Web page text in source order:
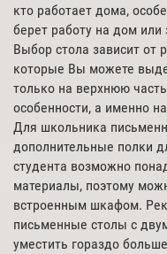
кто работает дома,
берет работу на дом
Выбор стола зависит от
которые Вы можете
только на верхнюю
особенности, а именно
Для школьника
дополнительные полки
студента возможно
материалы, поэтому
встроенным шкафом.
письменные столы с
уместить гораздо